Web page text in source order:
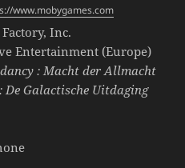
www.mobygames.com
Inc.
Entertainment (Europe)
: Macht der Allmacht
De Galactische Uitdaging